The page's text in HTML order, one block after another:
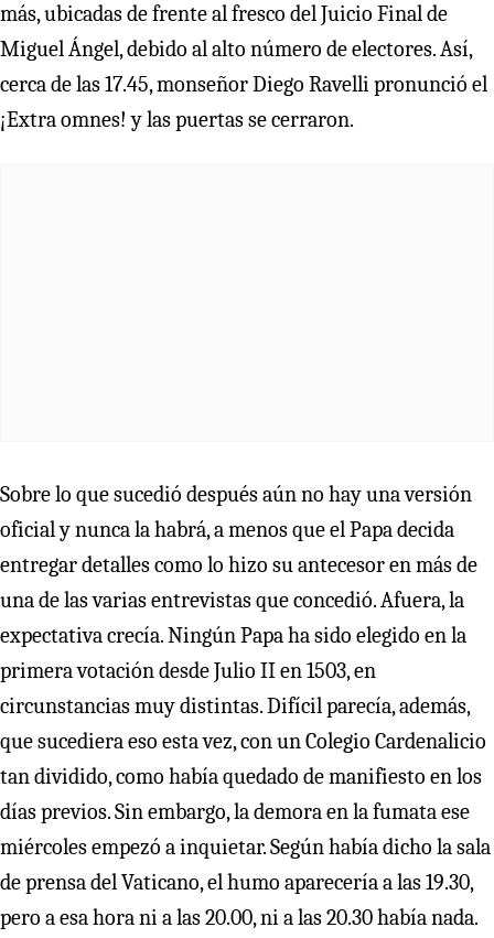
más, ubicadas de frente al fresco del Juicio Final de
Miguel Ángel, debido al alto número de electores. Así,
cerca de las 17.45, monseñor Diego Ravelli pronunció el
¡Extra omnes! y las puertas se cerraron.
Sobre lo que sucedió después aún no hay una versión
oficial y nunca la habrá, a menos que el Papa decida
entregar detalles como lo hizo su antecesor en más de
una de las varias entrevistas que concedió. Afuera, la
expectativa crecía. Ningún Papa ha sido elegido en la
primera votación desde Julio II en 1503, en
circunstancias muy distintas. Difícil parecía, además,
que sucediera eso esta vez, con un Colegio Cardenalicio
tan dividido, como había quedado de manifiesto en los
días previos. Sin embargo, la demora en la fumata ese
miércoles empezó a inquietar. Según había dicho la sala
de prensa del Vaticano, el humo aparecería a las 19.30,
pero a esa hora ni a las 20.00, ni a las 20.30 había nada.